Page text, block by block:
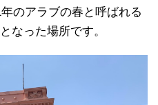
のアラブの春と呼ばれる
なった場所です。